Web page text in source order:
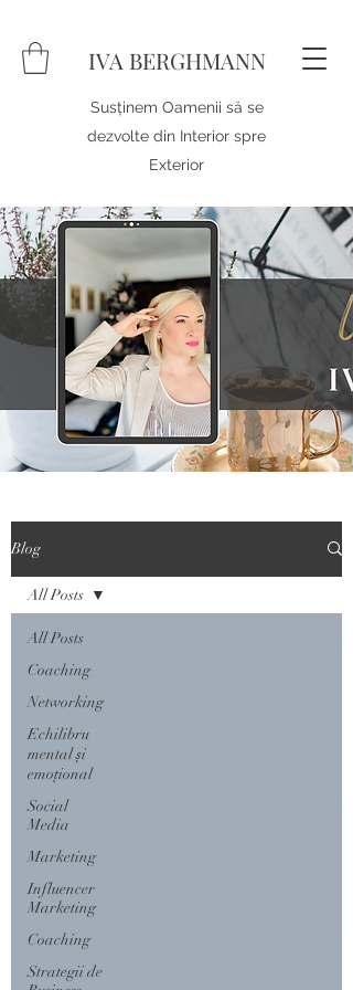
IVA BERGHMANN
Susținem Oamenii să se
dezvolte din Interior spre
Exterior
Blog
All Posts
Coaching
Networking
Echilibru
mental și
emoțional
Social
Media
Marketing
Influencer
Marketing
Coaching
Strategii de
All Posts